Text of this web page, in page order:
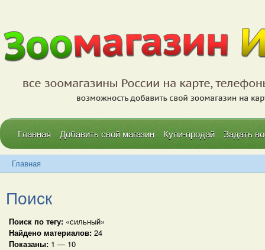
Главная Добавить свой магазин Купи-продай Задать
Главная
Поиск
Поиск по тегу: «сильный»
Найдено материалов: 24
Показаны: 1 — 10